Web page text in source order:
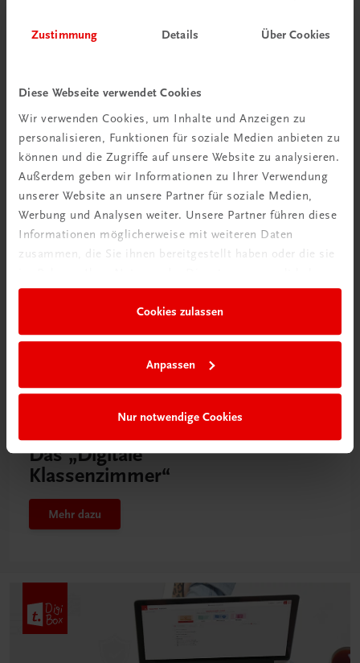
Zustimmung Details Über Cookies
Diese Webseite verwendet Cookies
Wir verwenden Cookies, um Inhalte und Anzeigen zu
personalisieren, Funktionen für soziale Medien anbieten zu
können und die Zugriffe auf unsere Website zu analysieren.
Außerdem geben wir Informationen zu Ihrer Verwendung
unserer Website an unsere Partner für soziale Medien,
Werbung und Analysen weiter. Unsere Partner führen diese
Informationen möglicherweise mit weiteren Daten
zusammen, die Sie ihnen bereitgestellt haben oder die sie
Cookies zulassen
Anpassen
Nur notwendige Cookies
Schon entdeckt?
Ratgeber Schulpraxis
Mehr dazu
Das „Digitale
Klassenzimmer“
Mehr dazu